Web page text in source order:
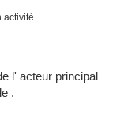
activité
l' acteur principal
.